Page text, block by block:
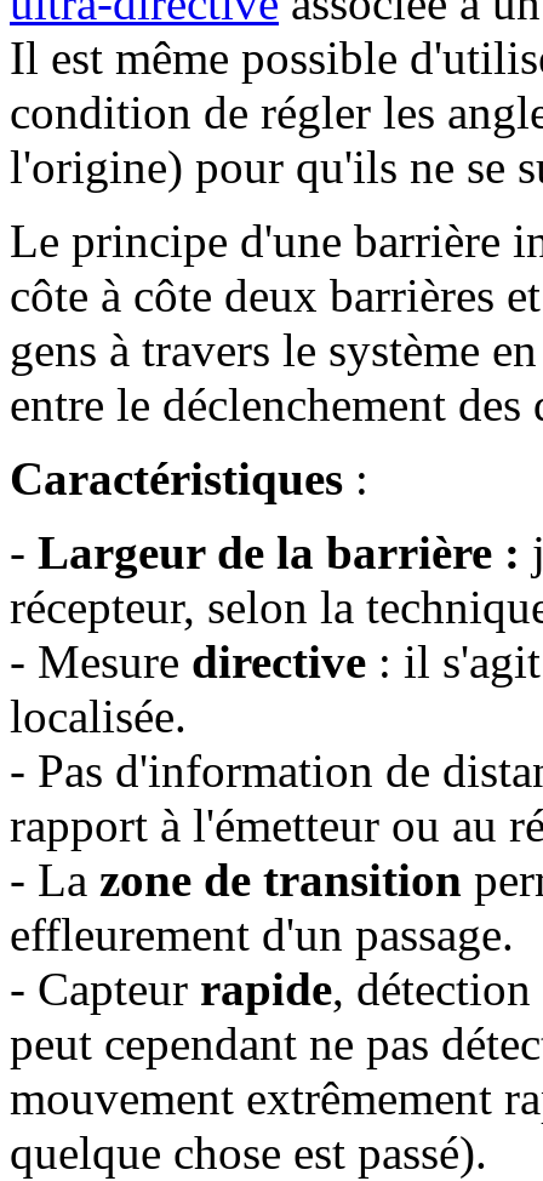
Il est même possible
condition de régler les
l'origine) pour qu'ils ne se
Le principe d'une barrière
côte à côte deux barrières
gens à travers le système
entre le déclenchement des
Caractéristiques :
- Largeur de la barrière :
récepteur, selon la
- Mesure directive : il
localisée.
- Pas d'information de
rapport à l'émetteur ou au
- La zone de transition
effleurement d'un passage.
- Capteur rapide,
peut cependant ne pas
mouvement extrêmement
quelque chose est passé).